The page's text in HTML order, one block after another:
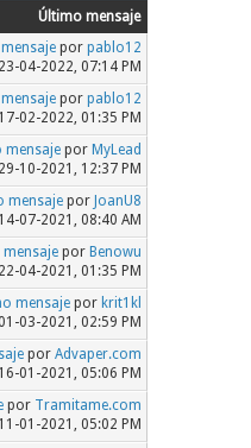
Último mensaje
por pablo12
23-04-2022, 07:14 PM
por pablo12
17-02-2022, 01:35 PM
mensajepor MyLead
29-10-2021, 12:37 PM
mensajepor JoanU8
14-07-2021, 08:40 AM
por Benowu
22-04-2021, 01:35 PM
mensajepor krit1kl
03-2021, 02:59 PM
por Advaper.com
16-01-2021, 05:06 PM
por Tramitame.com
11-01-2021, 05:02 PM